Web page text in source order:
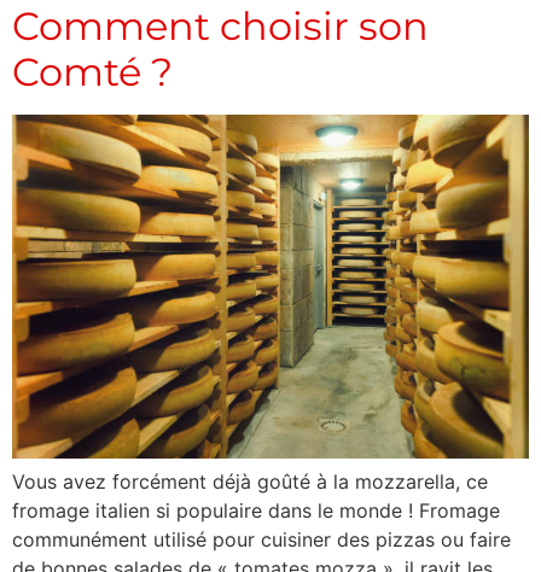
Comment choisir son
Comté ?
Vous avez forcément déjà goûté à la mozzarella, ce
fromage italien si populaire dans le monde ! Fromage
communément utilisé pour cuisiner des pizzas ou faire